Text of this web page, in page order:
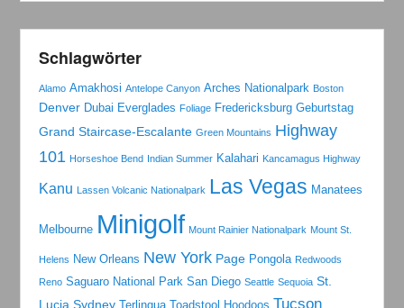
Schlagwörter
Alamo Amakhosi Antelope Canyon Arches Nationalpark Boston
Denver Dubai Everglades Foliage Fredericksburg Geburtstag
Grand Staircase-Escalante Green Mountains Highway
101 Horseshoe Bend Indian Summer Kalahari Kancamagus Highway
Kanu Lassen Volcanic Nationalpark Las Vegas Manatees
Melbourne Minigolf Mount Rainier Nationalpark Mount St.
Helens New Orleans New York Page Pongola Redwoods
Reno Saguaro National Park San Diego Seattle Sequoia St.
Lucia Sydney Terlingua Toadstool Hoodoos Tucson